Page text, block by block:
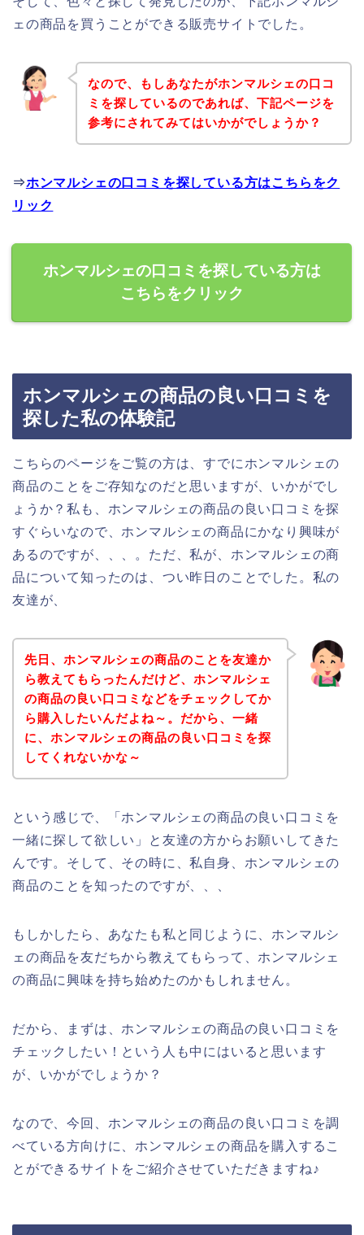
ェの商品を買うことができる販売サイトでした。
なので、もしあなたがホンマルシェの口コ
ミを探しているのであれば、下記ページを
参考にされてみてはいかがでしょうか？
⇒ホンマルシェの口コミを探している方はこちらをク
リック
ホンマルシェの口コミを探している方は
こちらをクリック
ホンマルシェの商品の良い口コミを
探した私の体験記
こちらのページをご覧の方は、すでにホンマルシェの
商品のことをご存知なのだと思いますが、いかがでし
ょうか？私も、ホンマルシェの商品の良い口コミを探
すぐらいなので、ホンマルシェの商品にかなり興味が
あるのですが、、、。ただ、私が、ホンマルシェの商
品について知ったのは、つい昨日のことでした。私の
友達が、
先日、ホンマルシェの商品のことを友達か
ら教えてもらったんだけど、ホンマルシェ
の商品の良い口コミなどをチェックしてか
ら購入したいんだよね～。だから、一緒
に、ホンマルシェの商品の良い口コミを探
してくれないかな～
という感じで、「ホンマルシェの商品の良い口コミを
一緒に探して欲しい」と友達の方からお願いしてきた
んです。そして、その時に、私自身、ホンマルシェの
商品のことを知ったのですが、、、
もしかしたら、あなたも私と同じように、ホンマルシ
ェの商品を友だちから教えてもらって、ホンマルシェ
の商品に興味を持ち始めたのかもしれません。
だから、まずは、ホンマルシェの商品の良い口コミを
チェックしたい！という人も中にはいると思います
が、いかがでしょうか？
なので、今回、ホンマルシェの商品の良い口コミを調
べている方向けに、ホンマルシェの商品を購入するこ
とができるサイトをご紹介させていただきますね♪